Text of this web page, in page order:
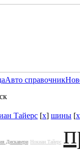
Авто справочник
Тайерс [x] шины [x
Дискавери Нокиан Тайерс